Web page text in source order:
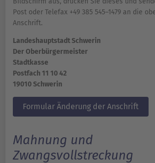
Post oder Telefax +49 385 545–1479 an die
Anschrift.
Landeshauptstadt Schwerin
Der Oberbürgermeister
Stadtkasse
Postfach 11 10 42
19010 Schwerin
Formular Änderung der Anschrift
Mahnung und
Zwangsvollstreckung